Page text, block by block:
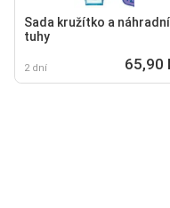
Sada kružítko a náhradní
tuhy
2 dní 65,90